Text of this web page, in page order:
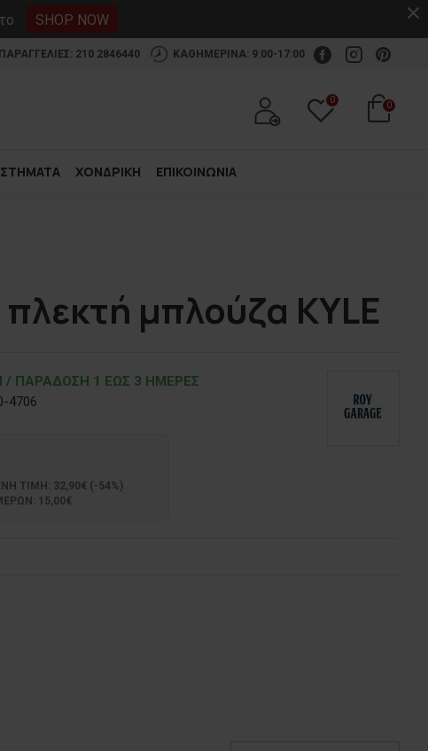
SHOP NOW
210 2846440 ΚΑΘΗΜΕΡΙΝΑ: 9:00-17:00
0 0
ΧΟΝΔΡΙΚΗ ΕΠΙΚΟΙΝΩΝΙΑ
μπλούζα KYLE
ΠΑΡΑΔOΣΗ 1 ΕΩΣ 3 ΗΜΕΡΕΣ
4706
ΤΙΜΗ: 32,90€ (-54%)
15,00€